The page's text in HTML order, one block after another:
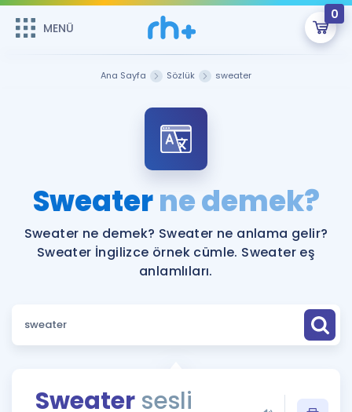
MENÜ
0
ÜYE DEĞİLİM
Sepetin Şu An Boş.
Remzi Hoca ile seni sınava hazırlayacak onlarca eğitim seni
bekliyor!
MENÜ
Faydalı Araçlar
Sözlük
Rehberlik Aracı
Hakkımızda
Ana Sayfa Sözlük sweater
Sweaterne demek?
Sweater ne demek? Sweater ne anlama gelir?
Sweater İngilizce örnek cümle. Sweater eş
anlamlıları.
Sweater sesli